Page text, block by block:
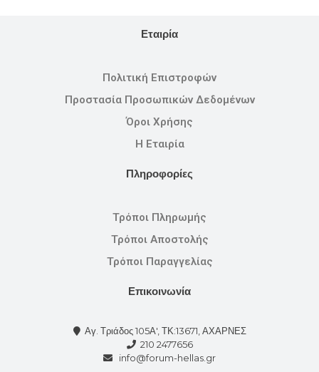
Εταιρία
Πολιτική Επιστροφών
Προστασία Προσωπικών Δεδομένων
Όροι Χρήσης
Η Εταιρία
Πληροφορίες
Τρόποι Πληρωμής
Τρόποι Αποστολής
Τρόποι Παραγγελίας
Επικοινωνία
Αγ. Τριάδος 105Α', ΤΚ:13671, ΑΧΑΡΝΕΣ
210 2477656
info@forum-hellas.gr